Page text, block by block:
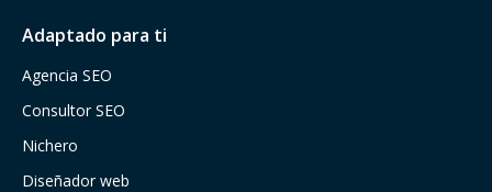
Adaptado para ti
Agencia SEO
Consultor SEO
Nichero
Diseñador web